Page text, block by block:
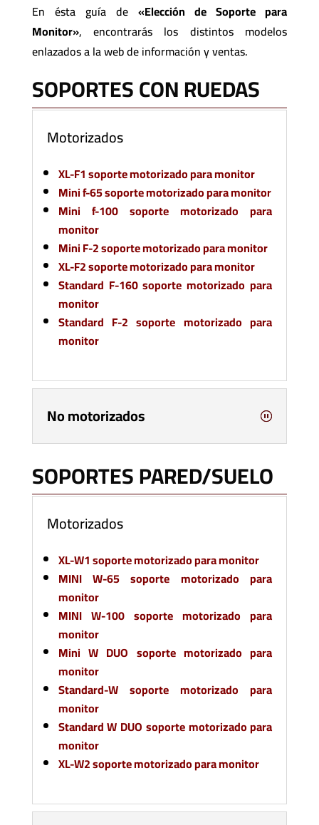
En ésta guía de«Elección de Soporte para
Monitor», encontrarás los distintos modelos
enlazados a la web de información y ventas.
SOPORTES CON RUEDAS
Motorizados
XL-F1 soporte motorizado para monitor
Mini f-65 soporte motorizado para monitor
Mini f-100 soporte motorizado para
monitor
Mini F-2 soporte motorizado para monitor
XL-F2 soporte motorizado para monitor
Standard F-160 soporte motorizado para
monitor
Standard F-2 soporte motorizado para
monitor
No motorizados
SOPORTES PARED/SUELO
Motorizados
XL-W1 soporte motorizado para monitor
MINI W-65 soporte motorizado para
monitor
MINI W-100 soporte motorizado para
monitor
Mini W DUO soporte motorizado para
monitor
Standard-W soporte motorizado para
monitor
Standard W DUO soporte motorizado para
monitor
XL-W2 soporte motorizado para monitor